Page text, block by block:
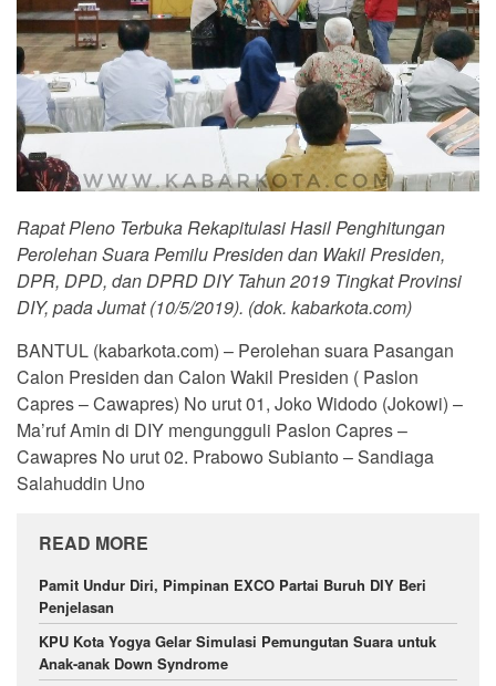
Rapat Pleno Terbuka Rekapitulasi Hasil Penghitungan
Perolehan Suara Pemilu Presiden dan Wakil Presiden,
DPR, DPD, dan DPRD DIY Tahun 2019 Tingkat Provinsi
DIY, pada Jumat (10/5/2019). (dok. kabarkota.com)
BANTUL (kabarkota.com) – Perolehan suara Pasangan
Calon Presiden dan Calon Wakil Presiden ( Paslon
Capres – Cawapres) No urut 01, Joko Widodo (Jokowi) –
Ma’ruf Amin di DIY mengungguli Paslon Capres –
Cawapres No urut 02. Prabowo Subianto – Sandiaga
Salahuddin Uno
READ MORE
Pamit Undur Diri, Pimpinan EXCO Partai Buruh DIY Beri
Penjelasan
KPU Kota Yogya Gelar Simulasi Pemungutan Suara untuk
Anak-anak Down Syndrome